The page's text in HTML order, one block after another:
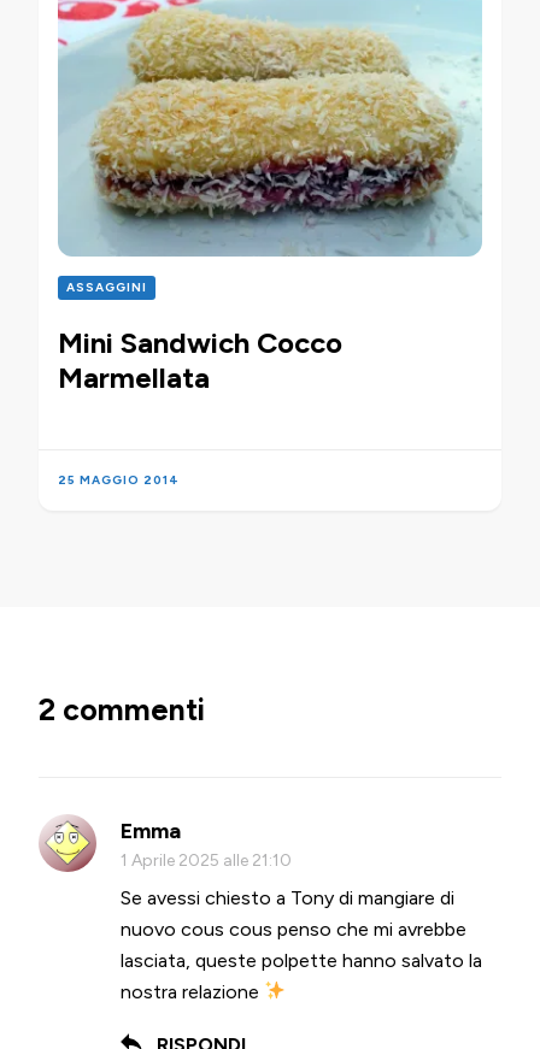
ASSAGGINI
Mini Sandwich Cocco
Marmellata
25 MAGGIO 2014
2 commenti
Emma
1 Aprile 2025 alle 21:10
Se avessi chiesto a Tony di mangiare di
nuovo cous cous penso che mi avrebbe
lasciata, queste polpette hanno salvato la
nostra relazione
RISPONDI